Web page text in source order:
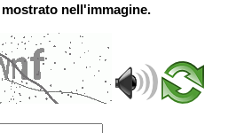
nell'immagine.